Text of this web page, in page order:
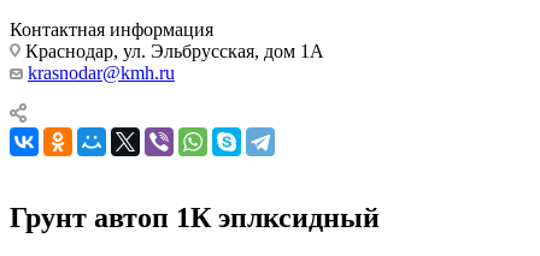
Контактная информация
Краснодар, ул. Эльбрусская, дом 1А
krasnodar@kmh.ru
Грунт автоп 1К эплксидный